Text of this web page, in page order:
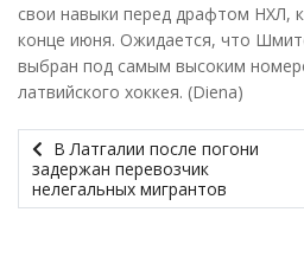
свои навыки перед драфтом НХЛ,
конце июня. Ожидается, что
выбран под самым высоким
латвийского хоккея. (Diena)
В Латгалии после погони
задержан перевозчик
нелегальных мигрантов